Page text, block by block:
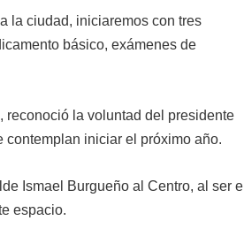
la ciudad, iniciaremos con tres
básico, exámenes de
reconoció la voluntad del presidente
iniciar el próximo año.
Ismael Burgueño al Centro, al ser el
espacio.